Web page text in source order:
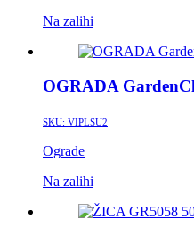
Na zalihi
OGRADA
SKU: VIPLSU2
Ograde
Na zalihi